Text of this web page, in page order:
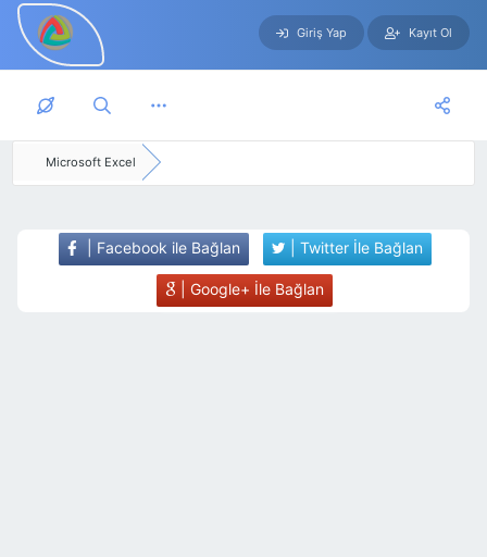
Skip to main content
Giriş Yap Kayıt Ol
Microsoft Excel
| Facebook ile Bağlan | Twitter İle Bağlan
| Google+ İle Bağlan